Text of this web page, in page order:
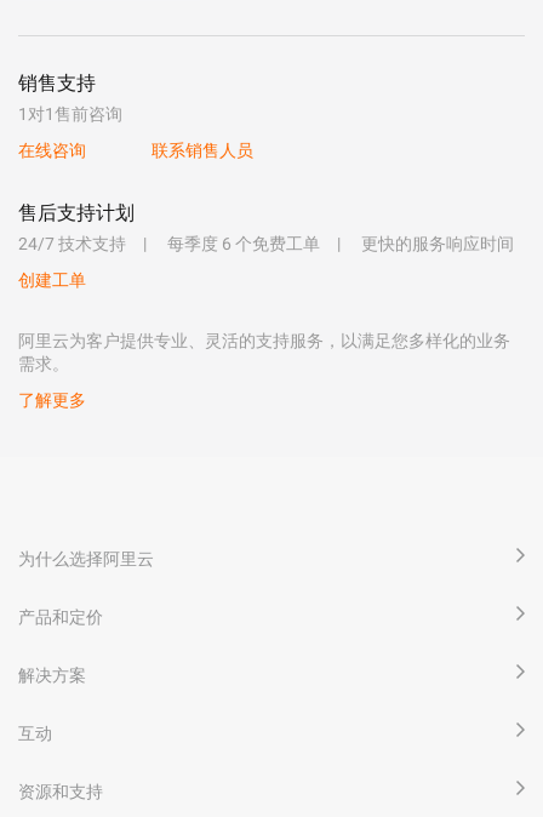
销售支持
1对1售前咨询
在线咨询
联系销售人员
售后支持计划
24/7 技术支持 每季度 6 个免费工单
更快的服务响应时间
创建工单
阿里云为客户提供专业、灵活的支持服务，以满足您多样化的业务
需求。
了解更多
为什么选择阿里云
产品和定价
解决方案
互动
资源和支持